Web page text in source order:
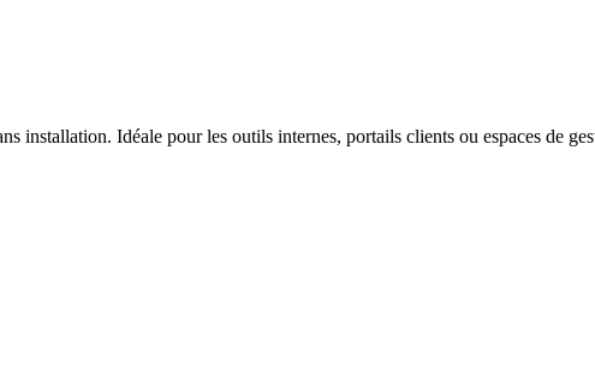
installation. Idéale pour les outils internes, portails clients ou espaces de